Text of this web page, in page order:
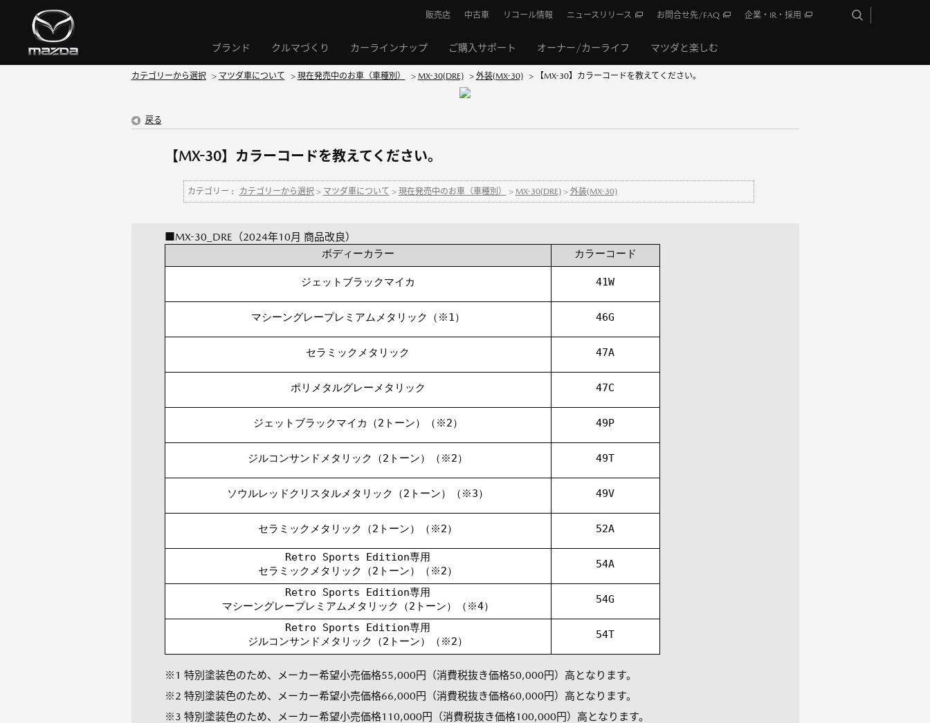
ブランド クルマづくり カーラインナップ ご購入サポート オーナー/カーライフ マツダと楽しむ
販売店 中古車 リコール情報 ニュースリリース お問合せ先/FAQ 企業・IR・採用
カテゴリーから選択 > マツダ車について > 現在発売中のお車（車種別） > MX-30(DRE) > 外装(MX-30) > 【MX-30】カラーコードを教えてください。
戻る
【MX-30】カラーコードを教えてください。
カテゴリー : カテゴリーから選択 > マツダ車について > 現在発売中のお車（車種別） > MX-30(DRE)> 外装(MX-30)
■MX-30_DRE（2024年10月 商品改良）
ボディーカラー
カラーコード
ジェットブラックマイカ 41W
マシーングレープレミアムメタリック（※1） 46G
セラミックメタリック 47A
ポリメタルグレーメタリック 47C
ジェットブラックマイカ（2トーン）（※2） 49P
ジルコンサンドメタリック（2トーン）（※2） 49T
ソウルレッドクリスタルメタリック（2トーン）（※3） 49V
セラミックメタリック（2トーン）（※2） 52A
Retro Sports Edition専用
セラミックメタリック（2トーン）（※2）
54A
Retro Sports Edition専用
マシーングレープレミアムメタリック（2トーン）（※4）
54G
Retro Sports Edition専用
ジルコンサンドメタリック（2トーン）（※2）
54T
※1 特別塗装色のため、メーカー希望小売価格55,000円（消費税抜き価格50,000円）高となります。
※2 特別塗装色のため、メーカー希望小売価格66,000円（消費税抜き価格60,000円）高となります。
※3 特別塗装色のため、メーカー希望小売価格110,000円（消費税抜き価格100,000円）高となります。